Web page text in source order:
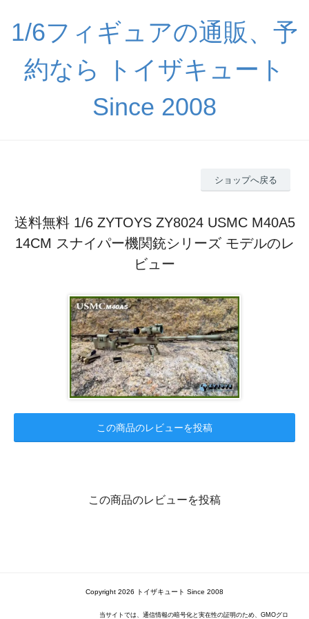
1/6フィギュアの通販、予
約なら トイザキュート
Since 2008
ショップへ戻る
送料無料 1/6 ZYTOYS ZY8024 USMC M40A5
14CM スナイパー機関銃シリーズ モデルのレ
ビュー
この商品のレビューを投稿
この商品のレビューを投稿
Copyright 2026 トイザキュート Since 2008
当サイトでは、通信情報の暗号化と実在性の証明のため、GMOグロ